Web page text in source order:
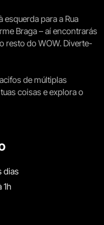
esquerda para a Rua
Braga – aí encontrarás
resto do WOW. Diverte-
de múltiplas
coisas e explora o
dias
1h